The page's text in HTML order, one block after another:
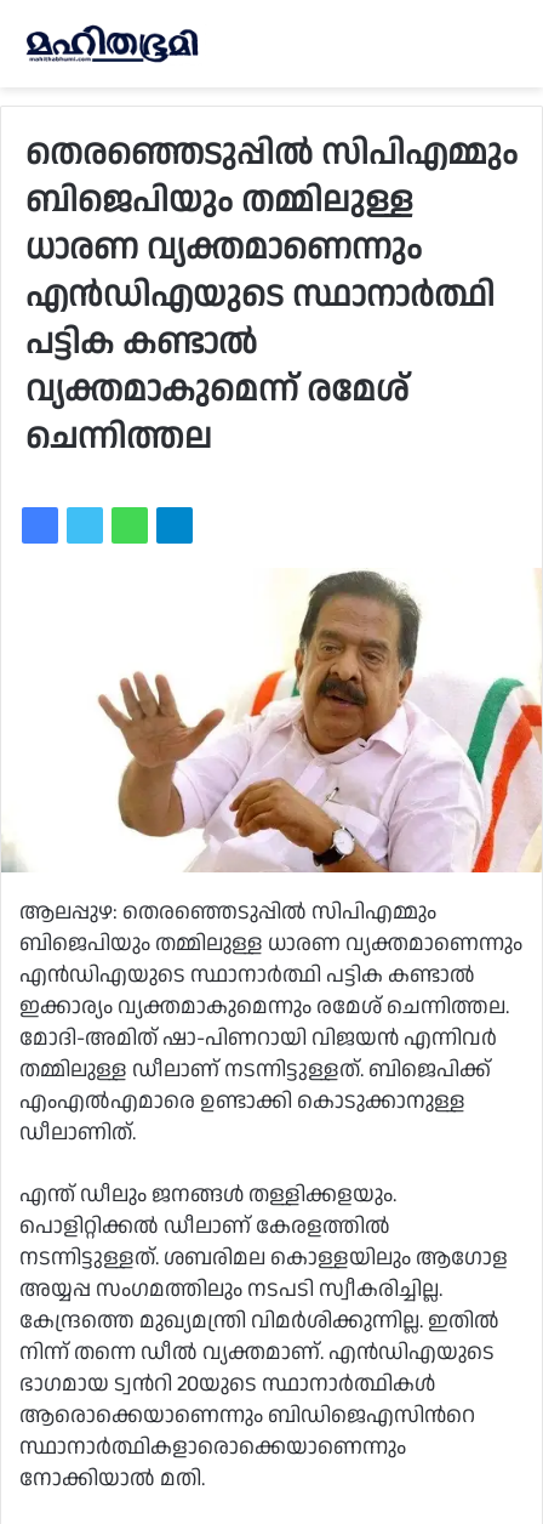
തെരഞ്ഞെടുപ്പിൽ സിപിഎമ്മും
ബിജെപിയും തമ്മിലുള്ള
ധാരണ വ്യക്തമാണെന്നും
എൻഡിഎയുടെ സ്ഥാനാര്‍ത്ഥി
പട്ടിക കണ്ടാൽ
വ്യക്തമാകുമെന്ന് രമേശ്
ചെന്നിത്തല
ആലപ്പുഴ: തെരഞ്ഞെടുപ്പിൽ സിപിഎമ്മും
ബിജെപിയും തമ്മിലുള്ള ധാരണ വ്യക്തമാണെന്നും
എൻഡിഎയുടെ സ്ഥാനാര്‍ത്ഥി പട്ടിക കണ്ടാൽ
ഇക്കാര്യം വ്യക്തമാകുമെന്നും രമേശ് ചെന്നിത്തല.
മോദി-അമിത് ഷാ-പിണറായി വിജയൻ എന്നിവര്‍
തമ്മിലുള്ള ഡീലാണ് നടന്നിട്ടുള്ളത്. ബിജെപിക്ക്
എംഎൽഎമാരെ ഉണ്ടാക്കി കൊടുക്കാനുള്ള
ഡീലാണിത്.
എന്ത് ഡീലും ജനങ്ങള്‍ തള്ളിക്കളയും.
പൊളിറ്റിക്കൽ ഡീലാണ് കേരളത്തിൽ
നടന്നിട്ടുള്ളത്. ശബരിമല കൊള്ളയിലും ആഗോള
അയ്യപ്പ സംഗമത്തിലും നടപടി സ്വീകരിച്ചില്ല.
കേന്ദ്രത്തെ മുഖ്യമന്ത്രി വിമര്‍ശിക്കുന്നില്ല. ഇതിൽ
നിന്ന് തന്നെ ഡീൽ വ്യക്തമാണ്. എൻഡിഎയുടെ
ഭാഗമായ ട്വന്‍റി 20യുടെ സ്ഥാനാര്‍ത്ഥികള്‍
ആരൊക്കെയാണെന്നും ബിഡിജെഎസിന്‍റെ
സ്ഥാനാര്‍ത്ഥികളാരൊക്കെയാണെന്നും
നോക്കിയാൽ മതി.